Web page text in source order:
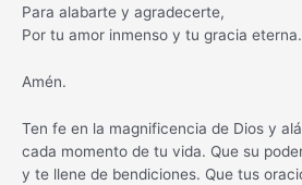
Para alabarte y agradecerte,
Por tu amor inmenso y tu gracia eterna.
Amén.
Ten fe en la magnificencia de Dios y
cada momento de tu vida. Que su
y te llene de bendiciones. Que tus